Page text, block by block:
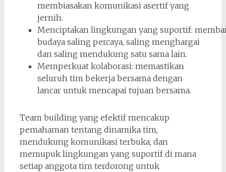
membiasakan komunikasi asertif yang
jernih.
Menciptakan lingkungan yang suportif:
budaya saling percaya, saling menghargai
dan saling mendukung satu sama lain.
Memperkuat kolaborasi: memastikan
seluruh tim bekerja bersama dengan
lancar untuk mencapai tujuan bersama.
Team building yang efektif mencakup
pemahaman tentang dinamika tim,
mendukung komunikasi terbuka, dan
memupuk lingkungan yang suportif di mana
setiap anggota tim terdorong untuk